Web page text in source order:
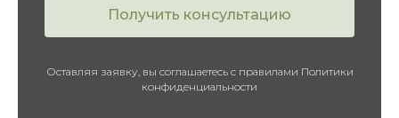
Получить консультацию
Оставляя заявку, вы соглашаетесь с правилами Политики
конфиденциальности